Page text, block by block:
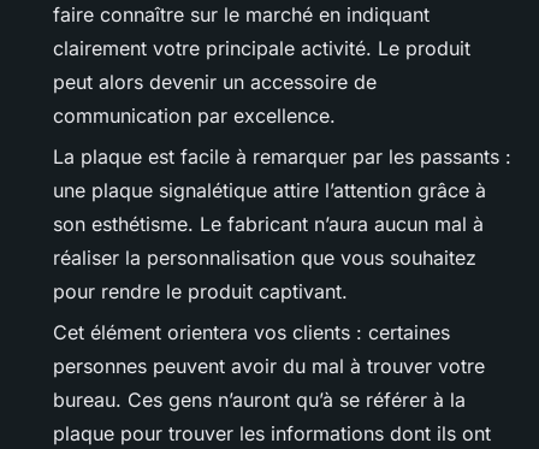
faire connaître sur le marché en indiquant
clairement votre principale activité. Le produit
peut alors devenir un accessoire de
communication par excellence.
La plaque est facile à remarquer par les passants :
une plaque signalétique attire l’attention grâce à
son esthétisme. Le fabricant n’aura aucun mal à
réaliser la personnalisation que vous souhaitez
pour rendre le produit captivant.
Cet élément orientera vos clients : certaines
personnes peuvent avoir du mal à trouver votre
bureau. Ces gens n’auront qu’à se référer à la
plaque pour trouver les informations dont ils ont